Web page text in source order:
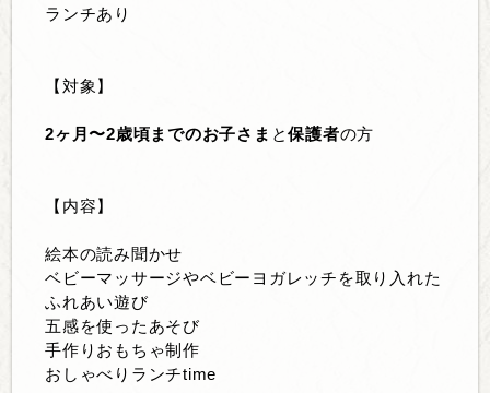
ランチあり
【対象】
2ヶ月〜2歳頃までのお子さま と保護者の方
【内容】
絵本の読み聞かせ
ベビーマッサージやベビーヨガレッチを取り入れた
ふれあい遊び
五感を使ったあそび
手作りおもちゃ制作
おしゃべりランチtime